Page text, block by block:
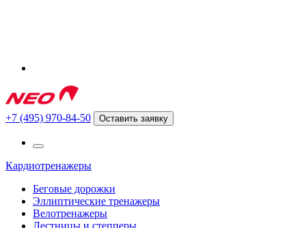
+7 (495) 970-84-50 Оставить заявку
Кардиотренажеры
Беговые дорожки
Эллиптические тренажеры
Велотренажеры
Лестницы и степперы